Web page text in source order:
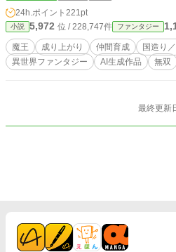
栄え、誠実な者が虐げられる。 そんな歪んだ世界――。 ゼノリスには『至極の
理（しごくのことわり）』という権能がある。 偽りの評価を剥ぎ取り、その
の魂に刻まれた『真の価値』を見抜く力。 彼は、世界に見捨てられた者たちを
集め、その隠された才能を開花させていく。 魔力は低いが、脅威的な身体能力
を持つ少女。 奴隷だったが、万能の才を持つ青年。 彼らは、ゼノリスの誠実な
指導のもとで、やがて世界を揺るがす力を手にする。 そして──ゼ
く評価され、才能ある者が輝ける場所を、自らの
ト（補助）、文章生成（一部提案）
24h.ポイント 221pt
小説 5,972 位 / 228,747件 ファンタジー
魔王 成り上がり 仲間育成 国造り
異世界ファンタジー
AI生成作品 無双
最終更新